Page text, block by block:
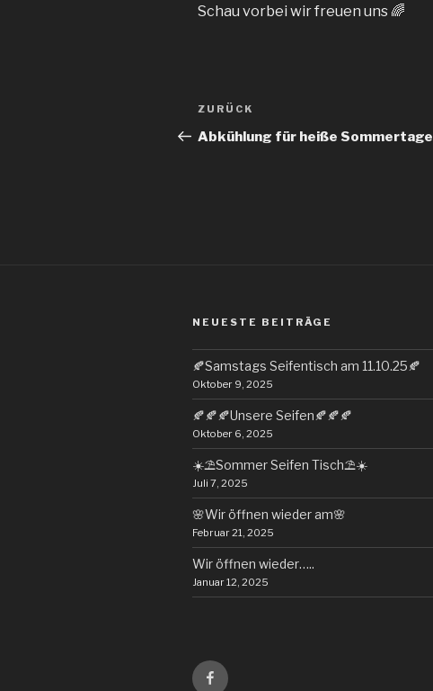
Schau vorbei wir freuen uns 🌈
Beitragsnavigation
Vorheriger
Beitrag
ZURÜCK
Abkühlung für heiße Sommertage
NEUESTE BEITRÄGE
🍂Samstags Seifentisch am 11.10.25🍂
Oktober 9, 2025
🍂🍂🍂Unsere Seifen🍂🍂🍂
Oktober 6, 2025
☀️⛱️Sommer Seifen Tisch⛱️☀️
Juli 7, 2025
🌸Wir öffnen wieder am🌸
Februar 21, 2025
Wir öffnen wieder…..
Januar 12, 2025
Facebook